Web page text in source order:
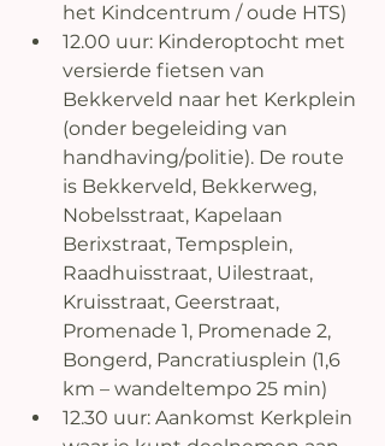
het Kindcentrum / oude HTS)
12.00 uur: Kinderoptocht met
versierde fietsen van
Bekkerveld naar het Kerkplein
(onder begeleiding van
handhaving/politie). De route
is Bekkerveld, Bekkerweg,
Nobelsstraat, Kapelaan
Berixstraat, Tempsplein,
Raadhuisstraat, Uilestraat,
Kruisstraat, Geerstraat,
Promenade 1, Promenade 2,
Bongerd, Pancratiusplein (1,6
km – wandeltempo 25 min)
12.30 uur: Aankomst Kerkplein